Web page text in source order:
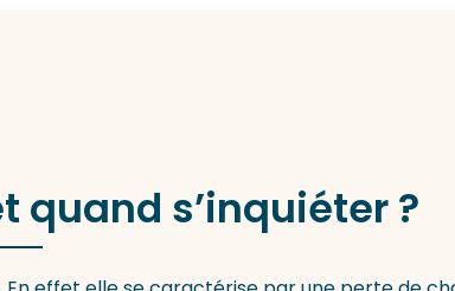
quand s’inquiéter ?